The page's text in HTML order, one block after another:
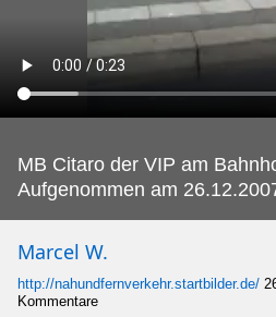
MB Citaro der VIP am
Aufgenommen am
Marcel W.
http://nahundfernverkehr.startbilder.de/
Kommentare